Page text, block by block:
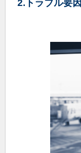
2.トラブル要因